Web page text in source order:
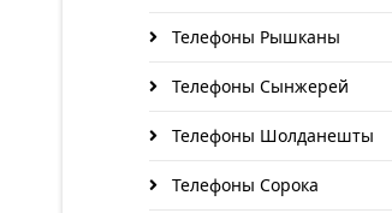
Телефоны Рышканы
Телефоны Сынжерей
Телефоны Шолданешты
Телефоны Сорока